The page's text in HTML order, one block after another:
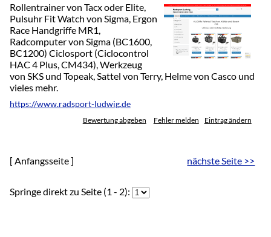
Rollentrainer von Tacx oder Elite,
Pulsuhr Fit Watch von Sigma, Ergon
Race Handgriffe MR1,
Radcomputer von Sigma (BC1600,
BC1200) Ciclosport (Ciclocontrol
HAC 4 Plus, CM434), Werkzeug
von SKS und Topeak, Sattel von Terry, Helme von Casco und
vieles mehr.
https://www.radsport-ludwig.de
Bewertung abgeben Fehler melden Eintrag ändern
[ Anfangsseite ] nächste Seite >>
Springe direkt zu Seite (1 - 2):